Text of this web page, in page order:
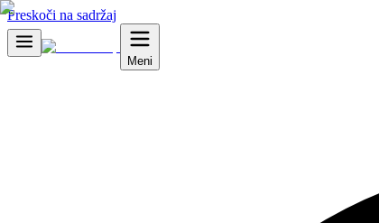
Preskoči na sadržaj
Meni